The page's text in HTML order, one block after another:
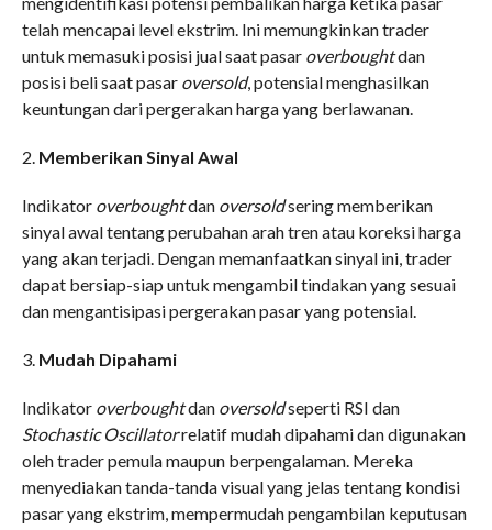
telah mencapai level ekstrim. Ini memungkinkan trader
untuk memasuki posisi jual saat pasar overboughtdan
posisi beli saat pasar oversold, potensial menghasilkan
keuntungan dari pergerakan harga yang berlawanan.
2. Memberikan Sinyal Awal
Indikator overboughtdan oversoldsering memberikan
sinyal awal tentang perubahan arah tren atau koreksi harga
yang akan terjadi. Dengan memanfaatkan sinyal ini, trader
dapat bersiap-siap untuk mengambil tindakan yang sesuai
dan mengantisipasi pergerakan pasar yang potensial.
3. Mudah Dipahami
Indikator overboughtdan oversoldseperti RSI dan
Stochastic Oscillatorrelatif mudah dipahami dan digunakan
oleh trader pemula maupun berpengalaman. Mereka
menyediakan tanda-tanda visual yang jelas tentang kondisi
pasar yang ekstrim, mempermudah pengambilan keputusan